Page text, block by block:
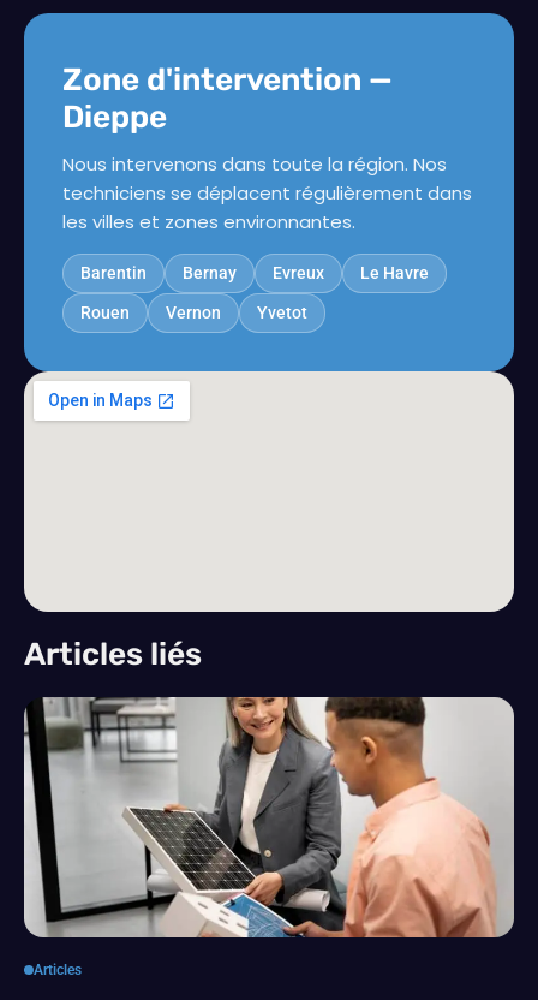
Zone d'intervention —
Dieppe
Nous intervenons dans toute la région. Nos
techniciens se déplacent régulièrement dans
les villes et zones environnantes.
Barentin Bernay Evreux Le Havre
Rouen Vernon Yvetot
Articles liés
Articles